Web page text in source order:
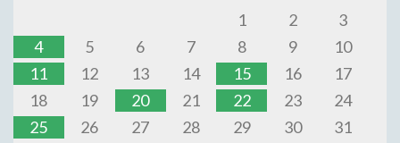
1 2
3
4
5 6 7 8 9
10
11
12 13 14 15 16
17
18
19 20 21 22 23
24
25
26 27 28 29 30 31